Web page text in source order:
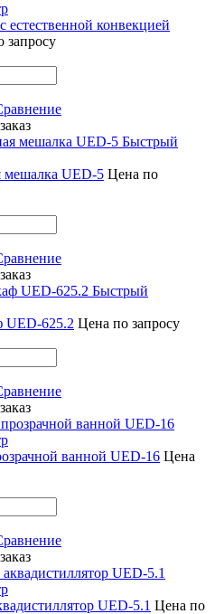
конвекцией
запросу
Быстрый
мешалка UED-5 Цена по
Быстрый
625.2 Цена по запросу
ванной UED-16 Цена
UED-5.1 Цена по